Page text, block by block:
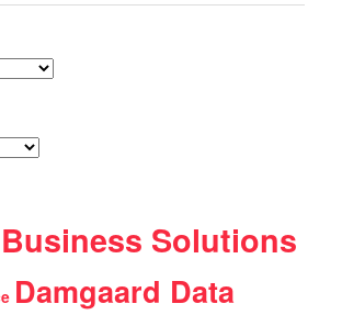
Business Solutions
Damgaard Data